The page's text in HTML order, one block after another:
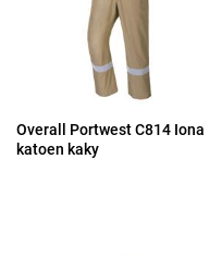
Overall Portwest C814 Iona
katoen kaky